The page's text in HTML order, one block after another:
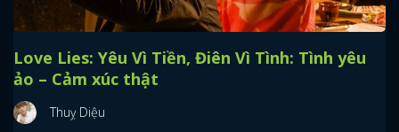
Love Lies: Yêu Vì Tiền, Điên Vì Tình: Tình yêu
ảo – Cảm xúc thật
Thuỵ Diệu